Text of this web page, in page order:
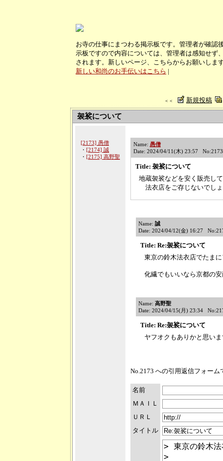
お寺の仕事にまつわる掲示板です。管理者が確認
示板ですので内容については、管理者は感知せず
されます。新しいページ、こちらからお願いしま
新しい和尚のお手伝いはこちら |
＜＜ 新規投稿
袈裟について
[2173] 愚僧
・ [2174] 誠
・ [2175] 高野聖
Name: 愚僧
Date: 2024/04/11(木) 23:57 No:2173
Title: 袈裟について
地蔵袈裟などを安く販売し
法衣店をご存じないでし
Name: 誠
Date: 2024/04/12(金) 16:27
Title: Re:袈裟について
東京の鈴木法衣店でたま
化繊でもいいなら京都の
Name: 高野聖
Date: 2024/04/15(月) 23:34
Title: Re:袈裟について
ヤフオクもありかと思い
No.2173 への引用返信フォーム
名前
ＭＡＩＬ
ＵＲＬ
タイトル